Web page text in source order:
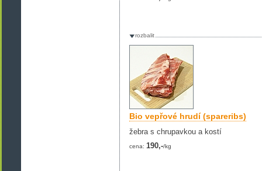
rozbalit
Bio vepřové hrudí (spareribs)
žebra s chrupavkou a kostí
cena: 190,-/kg